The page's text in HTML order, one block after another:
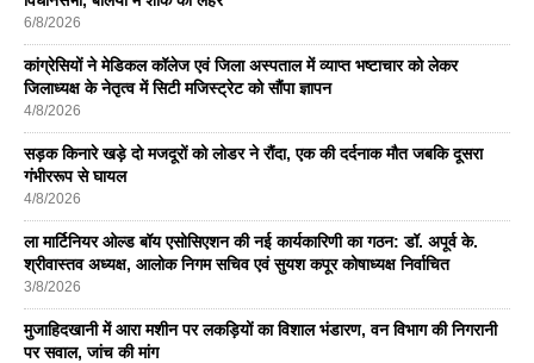
6/8/2026
कांग्रेसियों ने मेडिकल कॉलेज एवं जिला अस्पताल में व्याप्त भष्टाचार को लेकर
जिलाध्यक्ष के नेतृत्व में सिटी मजिस्ट्रेट को सौंपा ज्ञापन
4/8/2026
सड़क किनारे खड़े दो मजदूरों को लोडर ने रौंदा, एक की दर्दनाक मौत जबकि दूसरा
गंभीररूप से घायल
4/8/2026
ला मार्टिनियर ओल्ड बॉय एसोसिएशन की नई कार्यकारिणी का गठन: डॉ. अपूर्व के.
श्रीवास्तव अध्यक्ष, आलोक निगम सचिव एवं सुयश कपूर कोषाध्यक्ष निर्वाचित
3/8/2026
मुजाहिदखानी में आरा मशीन पर लकड़ियों का विशाल भंडारण, वन विभाग की निगरानी
पर सवाल, जांच की मांग